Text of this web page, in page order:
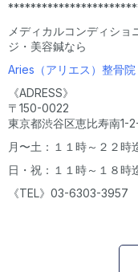
メディカルコンディショ
ジ・美容鍼なら
Aries（アリエス）整骨
《ADRESS》
〒150-0022
東京都渋谷区恵比寿南1-
月〜土：１１時～２２時
日・祝：１１時～１８時
《TEL》03-6303-3957